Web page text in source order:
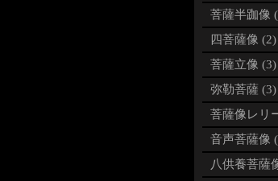
菩薩半跏像
四菩薩像 (2)
菩薩立像 (3)
弥勒菩薩 (3)
菩薩像レリ
音声菩薩像
八供養菩薩